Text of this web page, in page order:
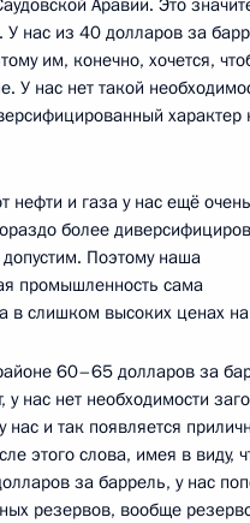
У нас из 40 долларов за
им, конечно, хочется,
У нас нет такой
характер
нефти и газа у нас ещё
более
Поэтому наша
промышленность сама
в слишком высоких ценах
60–65 долларов за
у нас нет необходимости
нас и так появляется
этого слова, имея в виду,
за баррель, у нас
резервов, вообще